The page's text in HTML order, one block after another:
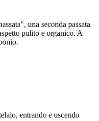
una seconda passata
pulito e organico. A
entrando e uscendo